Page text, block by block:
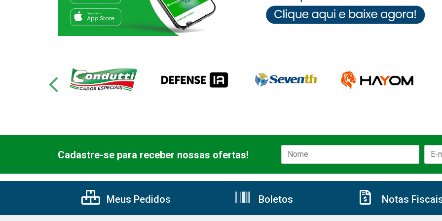
Cadastre-se para receber nossas ofertas!
Meus Pedidos Boletos Notas